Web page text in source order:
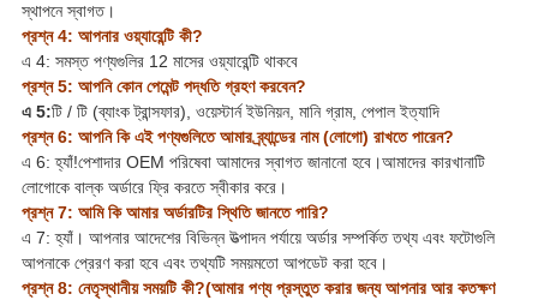
স্থাপনে স্বাগত।
প্রশ্ন 4: আপনার ওয়্যারেন্টি কী?
এ 4: সমস্ত পণ্যগুলির 12 মাসের ওয়্যারেন্টি থাকবে
প্রশ্ন 5: আপনি কোন পেমেন্ট পদ্ধতি গ্রহণ করবেন?
এ 5:টি / টি (ব্যাংক ট্রান্সফার), ওয়েস্টার্ন ইউনিয়ন, মানি গ্রাম, পেপাল ইত্যাদি
প্রশ্ন 6: আপনি কি এই পণ্যগুলিতে আমার ব্র্যান্ডের নাম (লোগো) রাখতে পারেন?
এ 6: হ্যাঁ!পেশাদার OEM পরিষেবা আমাদের স্বাগত জানানো হবে।আমাদের কারখানাটি
লোগোকে বাল্ক অর্ডারে ফ্রি করতে স্বীকার করে।
প্রশ্ন 7: আমি কি আমার অর্ডারটির স্থিতি জানতে পারি?
এ 7: হ্যাঁ। আপনার আদেশের বিভিন্ন উত্পাদন পর্যায়ে অর্ডার সম্পর্কিত তথ্য এবং ফটোগুলি
আপনাকে প্রেরণ করা হবে এবং তথ্যটি সময়মতো আপডেট করা হবে।
প্রশ্ন 8: নেতৃস্থানীয় সময়টি কী?(আমার পণ্য প্রস্তুত করার জন্য আপনার আর কতক্ষণ